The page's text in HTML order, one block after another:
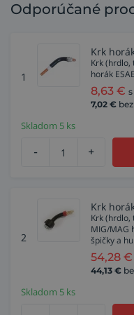
Odporúčané
1
Krk
Krk (hrdlo,
horák
8,63 €
7,02 €
Skladom 5 ks
- +
2
Krk
Krk (hrdlo,
MIG/MAG
špičky a
54,28 €
44,13 €
Skladom 5 ks